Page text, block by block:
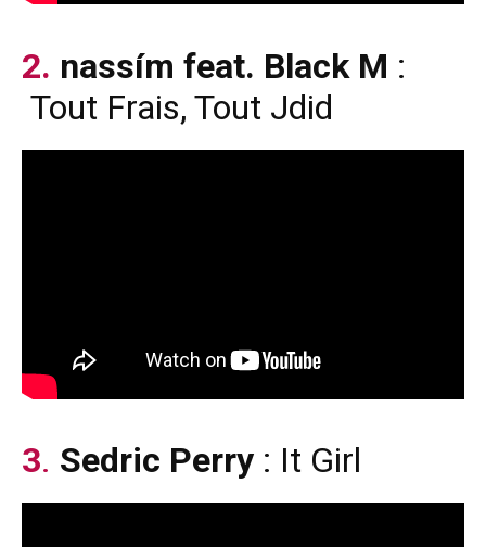
2. nassím feat. Black M :
Tout Frais, Tout Jdid
3. Sedric Perry : It Girl